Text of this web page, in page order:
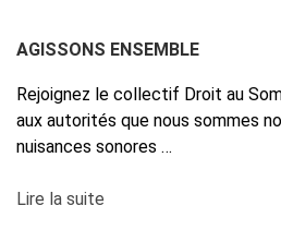
AGISSONS ENSEMBLE
Rejoignez le collectif Droit au
aux autorités que nous sommes
nuisances sonores …
Lire la suite